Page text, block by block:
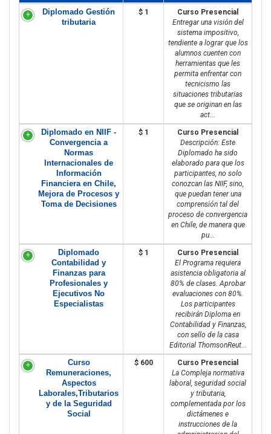
Diplomado Gestión
tributaria
$ 1
Curso Presencial
Entregar una visión del
sistema impositivo,
tendiente a lograr que los
alumnos cuenten con
herramientas que les
permita enfrentar con
tecnicismo las
situaciones tributarias
que se originan en las
act...
Diplomado en NIIF -
Convergencia a
Normas
Internacionales de
Información
Financiera en Chile,
Mejora de Procesos y
Toma de Decisiones
$ 1
Curso Presencial
Descripción: Este
Diplomado ha sido
elaborado para que los
participantes, no solo
conozcan las NIIF, sino,
que puedan tener una
comprensión tal del
proceso de convergencia
en Chile, de manera que
pu...
Diplomado
Contabilidad y
Finanzas para
Profesionales y
Ejecutivos No
Especialistas
$ 1
Curso Presencial
El Programa requiera
asistencia obligatoria al
80% de clases. Aprobar
evaluaciones con 80%.
Los participantes
recibirán Diploma en
Contabilidad y Finanzas,
con sello de la casa
Editorial ThomsonReut...
Curso
Remuneraciones,
Aspectos
Laborales,Tributarios
y de la Seguridad
Social
$ 600
Curso Presencial
La Compleja normativa
laboral, seguridad social
y tributaria,
complementada por los
dictámenes e
instrucciones de la